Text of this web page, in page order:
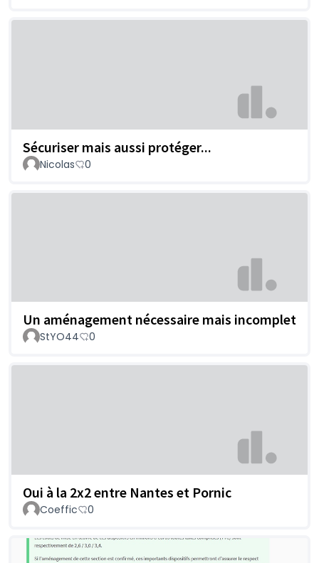
Sécuriser mais aussi protéger...
Nicolas 0
Un aménagement nécessaire mais incomplet
StYO44 0
Oui à la 2x2 entre Nantes et Pornic
Coeffic 0